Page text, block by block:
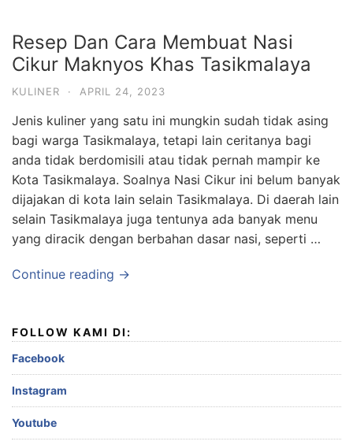
Resep Dan Cara Membuat Nasi
Cikur Maknyos Khas Tasikmalaya
KULINER · APRIL 24, 2023
Jenis kuliner yang satu ini mungkin sudah tidak asing
bagi warga Tasikmalaya, tetapi lain ceritanya bagi
anda tidak berdomisili atau tidak pernah mampir ke
Kota Tasikmalaya. Soalnya Nasi Cikur ini belum banyak
dijajakan di kota lain selain Tasikmalaya. Di daerah lain
selain Tasikmalaya juga tentunya ada banyak menu
yang diracik dengan berbahan dasar nasi, seperti …
Continue reading →
FOLLOW KAMI DI:
Facebook
Instagram
Youtube